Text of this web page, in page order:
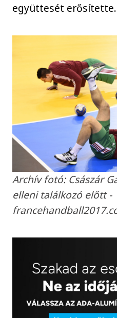
együttesét erősítette.
Archív fotó: Császár
elleni találkozó előtt -